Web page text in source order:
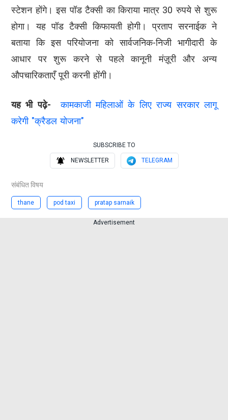
स्टेशन होंगे। इस पॉड टैक्सी का किराया मात्र 30 रुपये से शुरू
होगा। यह पॉड टैक्सी किफायती होगी। प्रताप सरनाईक ने
बताया कि इस परियोजना को सार्वजनिक-निजी भागीदारी के
आधार पर शुरू करने से पहले कानूनी मंज़ूरी और अन्य
औपचारिकताएँ पूरी करनी होंगी।
यह भी पढ़े-
कामकाजी महिलाओं के लिए राज्य सरकार लागू
करेगी "क्रैडल योजना"
SUBSCRIBE TO
NEWSLETTER TELEGRAM
संबंधित विषय
thane pod taxi pratap sarnaik
Advertisement